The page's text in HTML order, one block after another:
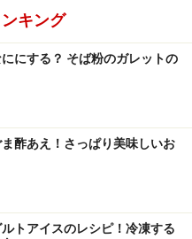
新の内容をご確認くださ
中毒や体調不良を引き起こ
で、正しい方法で行い、なる
また、持ち運びの際は保存方
キング
にする？ そば粉のガレットの
酢あえ！さっぱり美味しいお
トアイスのレシピ！冷凍する